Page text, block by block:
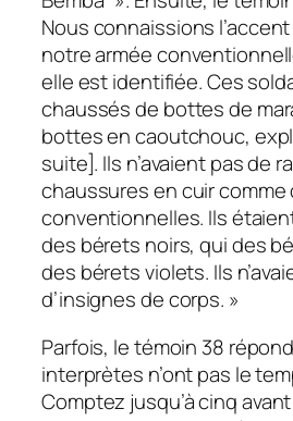
Nous connaissions
notre armée
elle est identifiée. Ces
chaussés de bottes de
bottes en caoutchouc,
suite]. Ils n’avaient pas de
chaussures en cuir comme
conventionnelles. Ils
des bérets noirs, qui des
des bérets violets. Ils
d’insignes de corps. »
Parfois, le témoin 38
interprètes n’ont pas le
Comptez jusqu’à cinq